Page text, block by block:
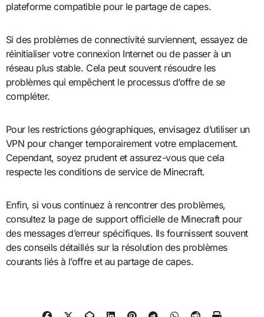
plateforme compatible pour le partage de capes.
Si des problèmes de connectivité surviennent, essayez de
réinitialiser votre connexion Internet ou de passer à un
réseau plus stable. Cela peut souvent résoudre les
problèmes qui empêchent le processus d’offre de se
compléter.
Pour les restrictions géographiques, envisagez d’utiliser un
VPN pour changer temporairement votre emplacement.
Cependant, soyez prudent et assurez-vous que cela
respecte les conditions de service de Minecraft.
Enfin, si vous continuez à rencontrer des problèmes,
consultez la page de support officielle de Minecraft pour
des messages d’erreur spécifiques. Ils fournissent souvent
des conseils détaillés sur la résolution des problèmes
courants liés à l’offre et au partage de capes.